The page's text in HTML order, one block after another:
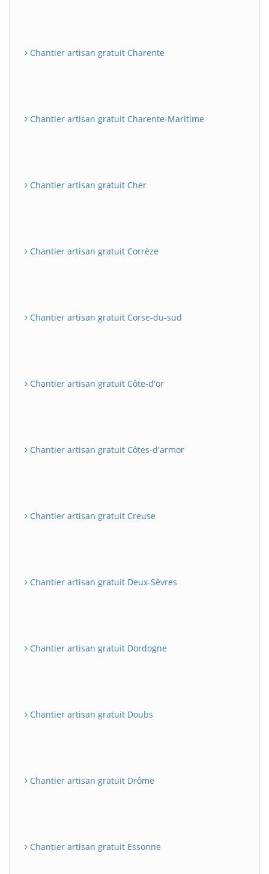
Chantier artisan gratuit Charente
Chantier artisan gratuit Charente-Maritime
Chantier artisan gratuit Cher
Chantier artisan gratuit Corrèze
Chantier artisan gratuit Corse-du-sud
Chantier artisan gratuit Côte-d'or
Chantier artisan gratuit Côtes-d'armor
Chantier artisan gratuit Creuse
Chantier artisan gratuit Deux-Sèvres
Chantier artisan gratuit Dordogne
Chantier artisan gratuit Doubs
Chantier artisan gratuit Drôme
Chantier artisan gratuit Essonne